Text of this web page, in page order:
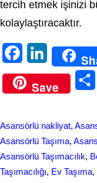
tercih etmek işinizi
kolaylaştıracaktır.
a
c
o
o
i
n
d
I
Save
r
Asansörlü nakliyat,
Asansörlü Taşıma,
Asansörlü Taşımacılık,
Taşımacılığı, Ev Taşıma,